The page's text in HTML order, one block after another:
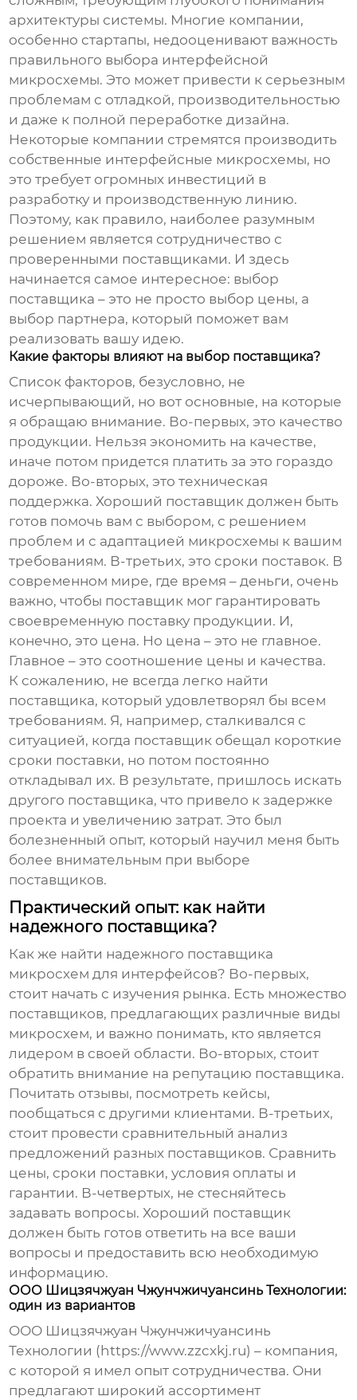
архитектуры системы. Многие компании,
особенно стартапы, недооценивают важность
правильного выбора интерфейсной
микросхемы. Это может привести к серьезным
проблемам с отладкой, производительностью
и даже к полной переработке дизайна.
Некоторые компании стремятся производить
собственные интерфейсные микросхемы, но
это требует огромных инвестиций в
разработку и производственную линию.
Поэтому, как правило, наиболее разумным
решением является сотрудничество с
проверенными поставщиками. И здесь
начинается самое интересное: выбор
поставщика – это не просто выбор цены, а
выбор партнера, который поможет вам
реализовать вашу идею.
Какие факторы влияют на выбор поставщика?
Список факторов, безусловно, не
исчерпывающий, но вот основные, на которые
я обращаю внимание. Во-первых, это качество
продукции. Нельзя экономить на качестве,
иначе потом придется платить за это гораздо
дороже. Во-вторых, это техническая
поддержка. Хороший поставщик должен быть
готов помочь вам с выбором, с решением
проблем и с адаптацией микросхемы к вашим
требованиям. В-третьих, это сроки поставок. В
современном мире, где время – деньги, очень
важно, чтобы поставщик мог гарантировать
своевременную поставку продукции. И,
конечно, это цена. Но цена – это не главное.
Главное – это соотношение цены и качества.
К сожалению, не всегда легко найти
поставщика, который удовлетворял бы всем
требованиям. Я, например, сталкивался с
ситуацией, когда поставщик обещал короткие
сроки поставки, но потом постоянно
откладывал их. В результате, пришлось искать
другого поставщика, что привело к задержке
проекта и увеличению затрат. Это был
болезненный опыт, который научил меня быть
более внимательным при выборе
поставщиков.
Практический опыт: как найти
надежного поставщика?
Как же найти надежного поставщика
микросхем для интерфейсов? Во-первых,
стоит начать с изучения рынка. Есть множество
поставщиков, предлагающих различные виды
микросхем, и важно понимать, кто является
лидером в своей области. Во-вторых, стоит
обратить внимание на репутацию поставщика.
Почитать отзывы, посмотреть кейсы,
пообщаться с другими клиентами. В-третьих,
стоит провести сравнительный анализ
предложений разных поставщиков. Сравнить
цены, сроки поставки, условия оплаты и
гарантии. В-четвертых, не стесняйтесь
задавать вопросы. Хороший поставщик
должен быть готов ответить на все ваши
вопросы и предоставить всю необходимую
информацию.
ООО Шицзячжуан Чжунчжичуансинь Технологии:
один из вариантов
ООО Шицзячжуан Чжунчжичуансинь
Технологии (https://www.zzcxkj.ru) – компания,
с которой я имел опыт сотрудничества. Они
предлагают широкий ассортимент